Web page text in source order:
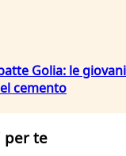
Golia: le
cemento
per te